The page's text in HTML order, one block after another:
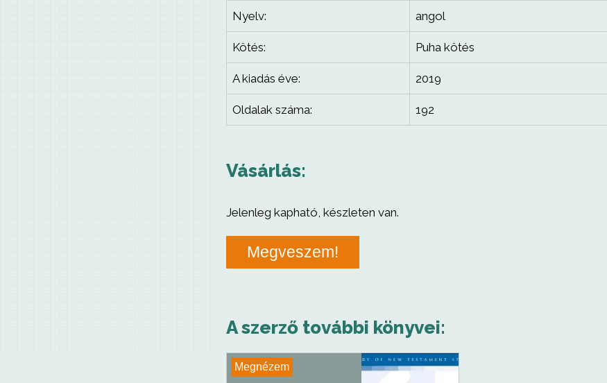
Nyelv: angol
Kötés: Puha kötés
A kiadás éve: 2019
Oldalak száma: 192
Vásárlás:
Jelenleg kapható, készleten van.
Megveszem!
A szerző további könyvei:
Megnézem